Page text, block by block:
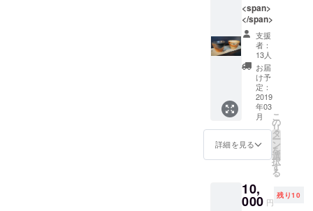
<span>
</span>
支援
者：
13人
お届
け予
定：
2019
年03
月
詳細を見る
こ
の
リ
タ
ー
ン
を
選
択
す
る
10,
000 円
残り10